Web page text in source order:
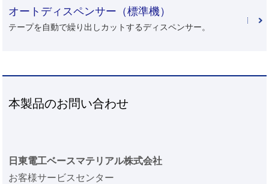
オートディスペンサー（標準機）
テープを自動で繰り出しカットするディスペンサー。
本製品のお問い合わせ
日東電工ベースマテリアル株式会社
お客様サービスセンター